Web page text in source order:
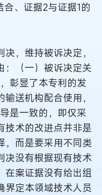
、证据2与证据1的
，维持被诉决定，
：（一）被诉决定关
彰显了本专利的发
送机构配合使用，
是一致的，即仅采
技术的改进点并非是
，而是要采用不同类
决没有根据现有技术
在案证据没有给出组
界定本领域技术人员